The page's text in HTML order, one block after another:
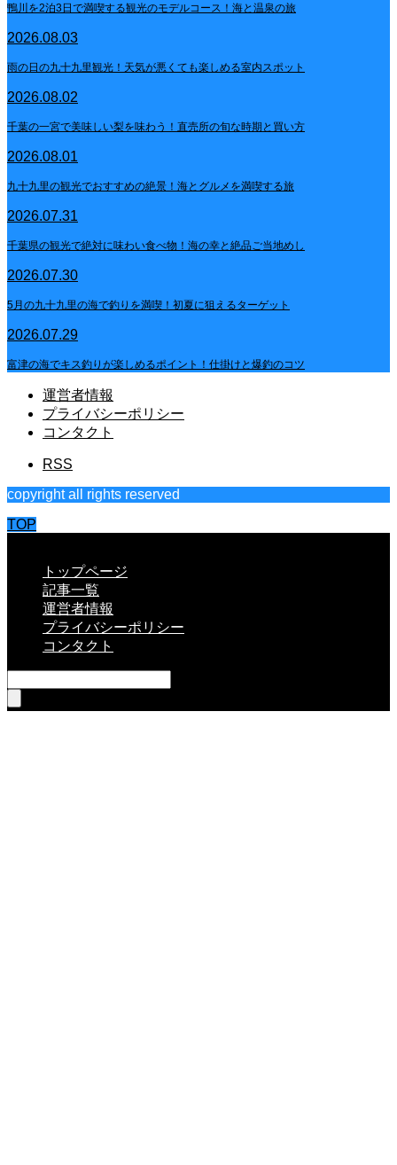
鴨川を2泊3日で満喫する観光のモデルコース！海と温泉の旅
2026.08.03
雨の日の九十九里観光！天気が悪くても楽しめる室内スポット
2026.08.02
千葉の一宮で美味しい梨を味わう！直売所の旬な時期と買い方
2026.08.01
九十九里の観光でおすすめの絶景！海とグルメを満喫する旅
2026.07.31
千葉県の観光で絶対に味わい食べ物！海の幸と絶品ご当地めし
2026.07.30
5月の九十九里の海で釣りを満喫！初夏に狙えるターゲット
2026.07.29
富津の海でキス釣りが楽しめるポイント！仕掛けと爆釣のコツ
運営者情報
プライバシーポリシー
コンタクト
RSS
copyright all rights reserved
TOP
トップページ
記事一覧
運営者情報
プライバシーポリシー
コンタクト